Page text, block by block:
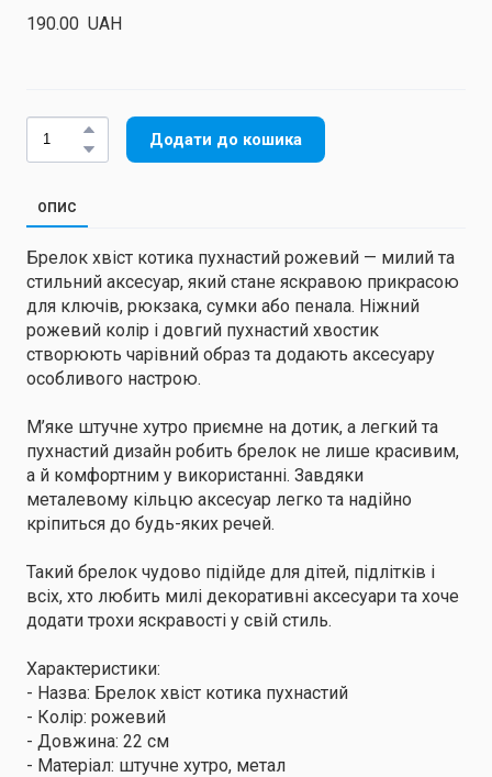
190.00  UAH
Додати до кошика
ОПИС
Брелок хвіст котика пухнастий рожевий — милий та
стильний аксесуар, який стане яскравою прикрасою
для ключів, рюкзака, сумки або пенала. Ніжний
рожевий колір і довгий пухнастий хвостик
створюють чарівний образ та додають аксесуару
особливого настрою.
М’яке штучне хутро приємне на дотик, а легкий та
пухнастий дизайн робить брелок не лише красивим,
а й комфортним у використанні. Завдяки
металевому кільцю аксесуар легко та надійно
кріпиться до будь-яких речей.
Такий брелок чудово підійде для дітей, підлітків і
всіх, хто любить милі декоративні аксесуари та хоче
додати трохи яскравості у свій стиль.
Характеристики:
- Назва: Брелок хвіст котика пухнастий
- Колір: рожевий
- Довжина: 22 см
- Матеріал: штучне хутро, метал